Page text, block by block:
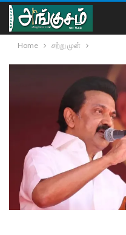
Home சற்று முன்